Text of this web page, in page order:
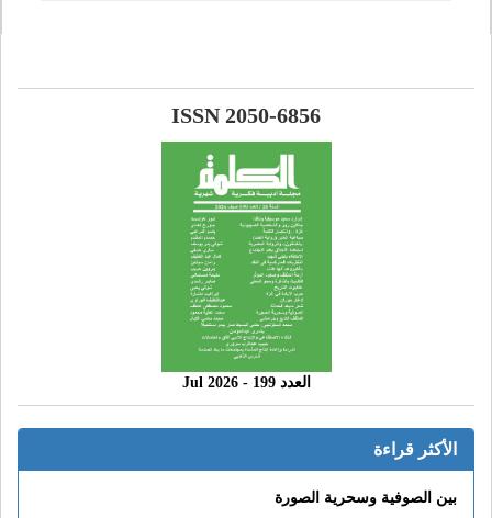
ISSN 2050-6856
العدد 199 - 2026 Jul
الأكثر قراءة
بين الصوفية وسحرية الصورة